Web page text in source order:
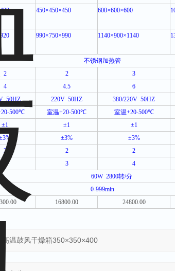
400 450×450×450 600×600×600
920 990×750×990 1140×900×1140
不锈钢加热管
2 2 3
4 4.5 6
50HZ 220V 50HZ 380/220V 50HZ
+20-500℃ 室温+20-500℃ 室温+20-500℃
±1 ±1 ±1
±3% ±3%
2 2 2
3 4
60W 2800转/分
0-999min
16800.00 24800.00